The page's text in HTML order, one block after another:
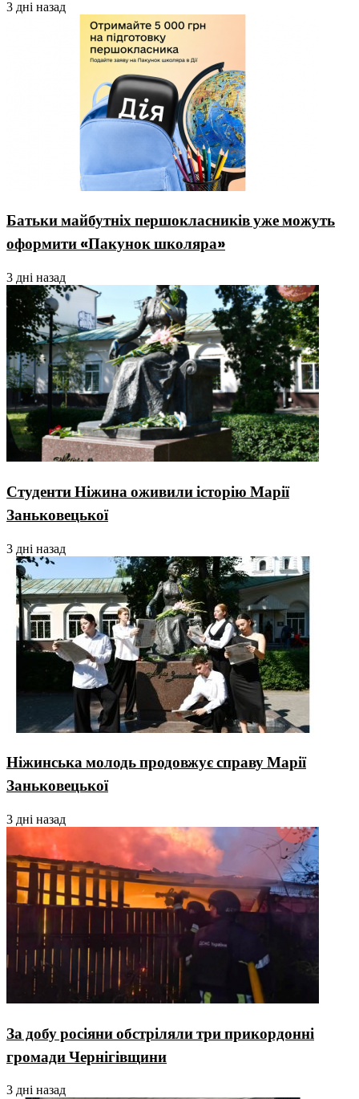
3 дні назад
Батьки майбутніх першокласників уже можуть
оформити «Пакунок школяра»
3 дні назад
Студенти Ніжина оживили історію Марії
Заньковецької
3 дні назад
Ніжинська молодь продовжує справу Марії
Заньковецької
3 дні назад
За добу росіяни обстріляли три прикордонні
громади Чернігівщини
3 дні назад